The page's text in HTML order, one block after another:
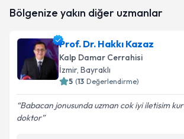
Bölgenize yakın diğer uzmanlar
Prof. Dr. Hakkı Kazaz
Kalp Damar Cerrahisi
İzmir, Bayraklı
5 (13 Değerlendirme)
Babacan jonusunda uzman cok iyi iletisim
doktor